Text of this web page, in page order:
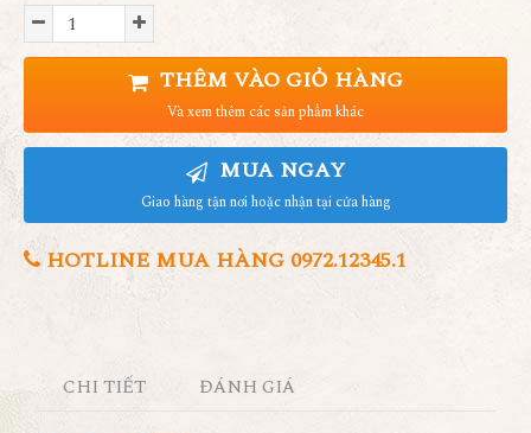
THÊM VÀO GIỎ HÀNG
Và xem thêm các sản phẩm khác
MUA NGAY
Giao hàng tận nơi hoặc nhận tại cửa hàng
HOTLINE MUA HÀNG 0972.12345.1
CHI TIẾT ĐÁNH GIÁ